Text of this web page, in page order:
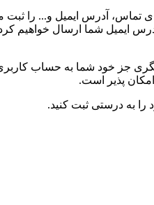
آدرس ایمیل و... را ثبت
ایمیل شما ارسال خواهیم کرد
جز خود شما به حساب
پذیر است.
به درستی ثبت کنید.